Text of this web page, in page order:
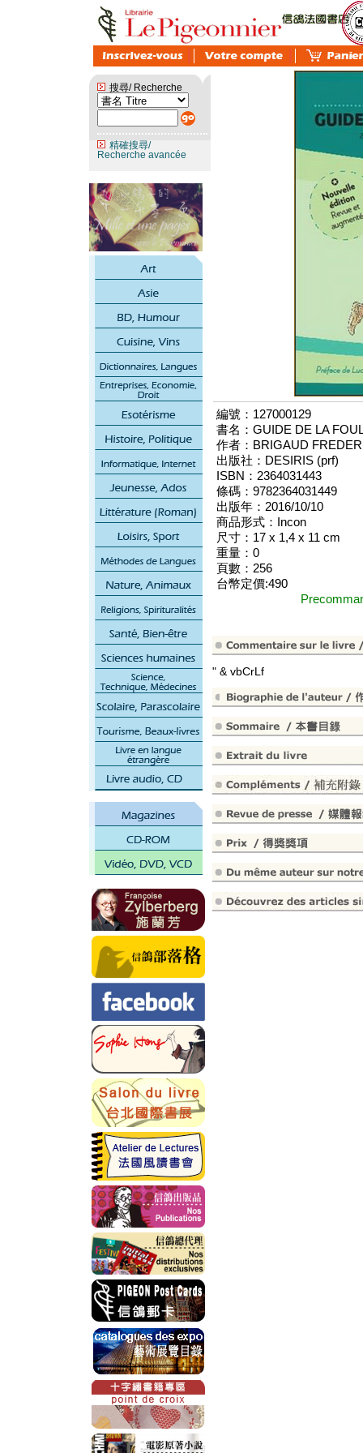
搜尋/ Recherche
精確搜尋/
Recherche avancée
編號：127000129
書名：GUIDE DE LA
作者：BRIGAUD
出版社：DESIRIS (prf)
ISBN：2364031443
條碼：9782364031449
出版年：2016/10/10
商品形式：Incon
尺寸：17 x 1,4 x 11 cm
重量：0
頁數：256
台幣定價:490
" & vbCrLf